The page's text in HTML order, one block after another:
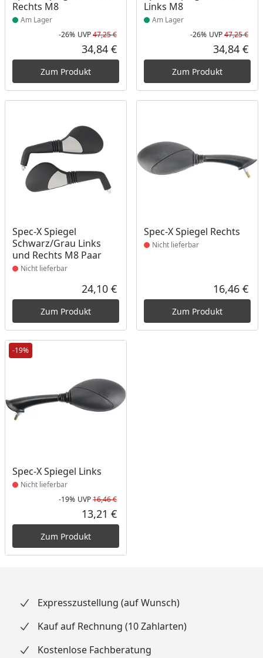
Rechts M8
Am Lager
Rabatt in Prozent
-26%
Ursprünglicher Preis
UVP47,25 €
Aktueller Preis
34,84 €
Zum Produkt
Links M8
Am Lager
-26% UVP47,25 €
34,84 €
Zum Produkt
Spec-X Spiegel
Schwarz/Grau Links
und Rechts M8 Paar
Produkt nicht lieferbar
Nicht lieferbar
Aktueller Preis
24,10 €
Zum Produkt
Spec-X Spiegel Rechts
Produkt nicht lieferbar
Nicht lieferbar
16,46 €
Zum Produkt
-19%
Spec-X Spiegel Links
Produkt nicht lieferbar
Nicht lieferbar
Rabatt in Prozent
-19%
Ursprünglicher Preis
UVP16,46 €
Aktueller Preis
13,21 €
Zum Produkt
Expresszustellung (auf Wunsch)
Kauf auf Rechnung (10 Zahlarten)
Kostenlose Fachberatung